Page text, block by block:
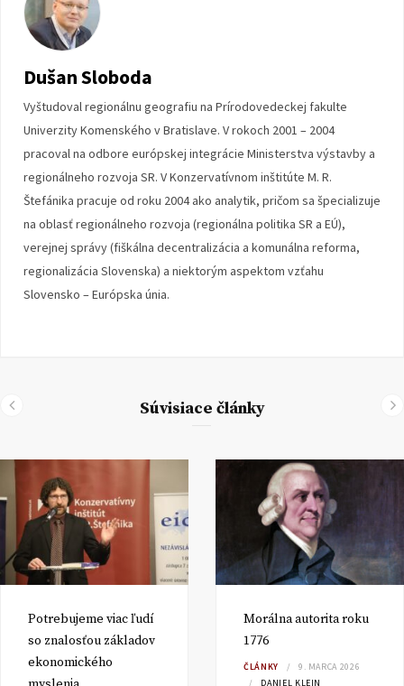
Dušan Sloboda
Vyštudoval regionálnu geografiu na Prírodovedeckej fakulte
Univerzity Komenského v Bratislave. V rokoch 2001 – 2004
pracoval na odbore európskej integrácie Ministerstva výstavby a
regionálneho rozvoja SR. V Konzervatívnom inštitúte M. R.
Štefánika pracuje od roku 2004 ako analytik, pričom sa špecializuje
na oblasť regionálneho rozvoja (regionálna politika SR a EÚ),
verejnej správy (fiškálna decentralizácia a komunálna reforma,
regionalizácia Slovenska) a niektorým aspektom vzťahu
Slovensko – Európska únia.
Súvisiace články
Potrebujeme viac ľudí
so znalosťou základov
ekonomického
Morálna autorita roku
1776
ČLÁNKY
9. MARCA 2026
DANIEL KLEIN